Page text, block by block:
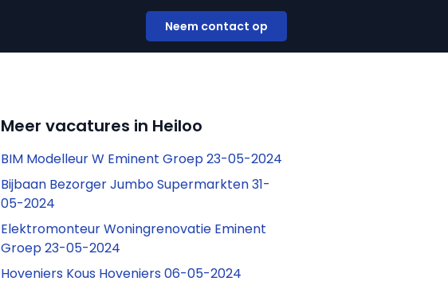
Neem contact op
Meer vacatures in Heiloo
BIM Modelleur W Eminent Groep 23-05-2024
Bijbaan Bezorger Jumbo Supermarkten 31-
05-2024
Elektromonteur Woningrenovatie Eminent
Groep 23-05-2024
Hoveniers Kous Hoveniers 06-05-2024